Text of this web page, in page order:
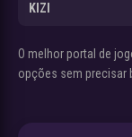
KIZI
O melhor portal de
opções sem precisar